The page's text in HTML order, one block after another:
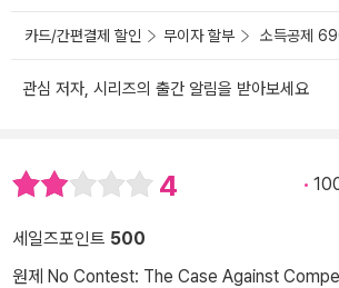
카드/간편결제 할인 무이자 할부 소득공제
관심 저자, 시리즈의 출간 알림을 받아보세요
4
세일즈포인트 500
원제 No Contest: The Case Against